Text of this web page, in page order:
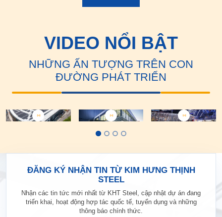
VIDEO NỔI BẬT
NHỮNG ẤN TƯỢNG TRÊN CON
ĐƯỜNG PHÁT TRIỂN
ĐĂNG KÝ NHẬN TIN TỪ KIM HƯNG THỊNH
STEEL
Nhận các tin tức mới nhất từ KHT Steel, cập nhật dự án đang
triển khai, hoạt động hợp tác quốc tế, tuyển dụng và những
thông báo chính thức.